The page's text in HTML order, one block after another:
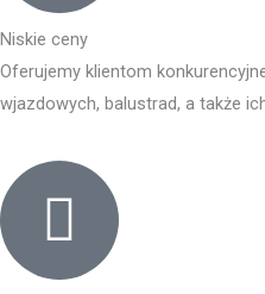
Niskie ceny
Oferujemy klientom
wjazdowych, balustrad, a także